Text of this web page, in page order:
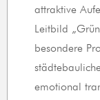
attraktive
Leitbild
besondere
emotional